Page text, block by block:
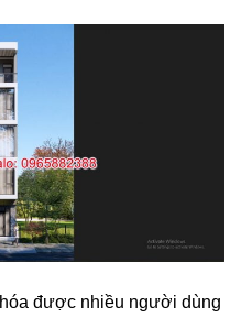
được nhiều người dùng